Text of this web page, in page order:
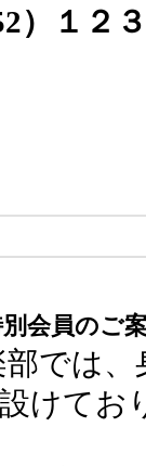
）１
会員のご
では、
けてお